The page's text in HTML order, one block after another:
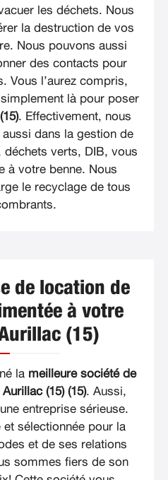
les déchets. Nous
la destruction de vos
Nous pouvons aussi
des contacts pour
Vous l’aurez compris,
là pour poser
. Effectivement, nous
dans la gestion de
verts, DIB, vous
à votre benne. Nous
le recyclage de tous
de location de
à votre
(15)
la meilleure société de
(15) (15). Aussi,
entreprise sérieuse.
et sélectionnée pour la
et de ses relations
sommes fiers de son